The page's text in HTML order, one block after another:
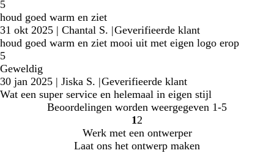
5
houd goed warm en ziet
31 okt 2025 | Chantal S. |Geverifieerde klant
houd goed warm en ziet mooi uit met eigen logo erop
5
Geweldig
30 jan 2025 | Jiska S. |Geverifieerde klant
Wat een super service en helemaal in eigen stijl
Beoordelingen worden weergegeven 1-5
Naar
pagina
1 Naar
pagina
2
Werk met een ontwerper
Laat ons het ontwerp maken